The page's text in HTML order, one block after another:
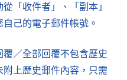
「收件者」、「副本」
己的電子郵件帳號。
覆／全部回覆不包含歷史
上歷史郵件內容，只需